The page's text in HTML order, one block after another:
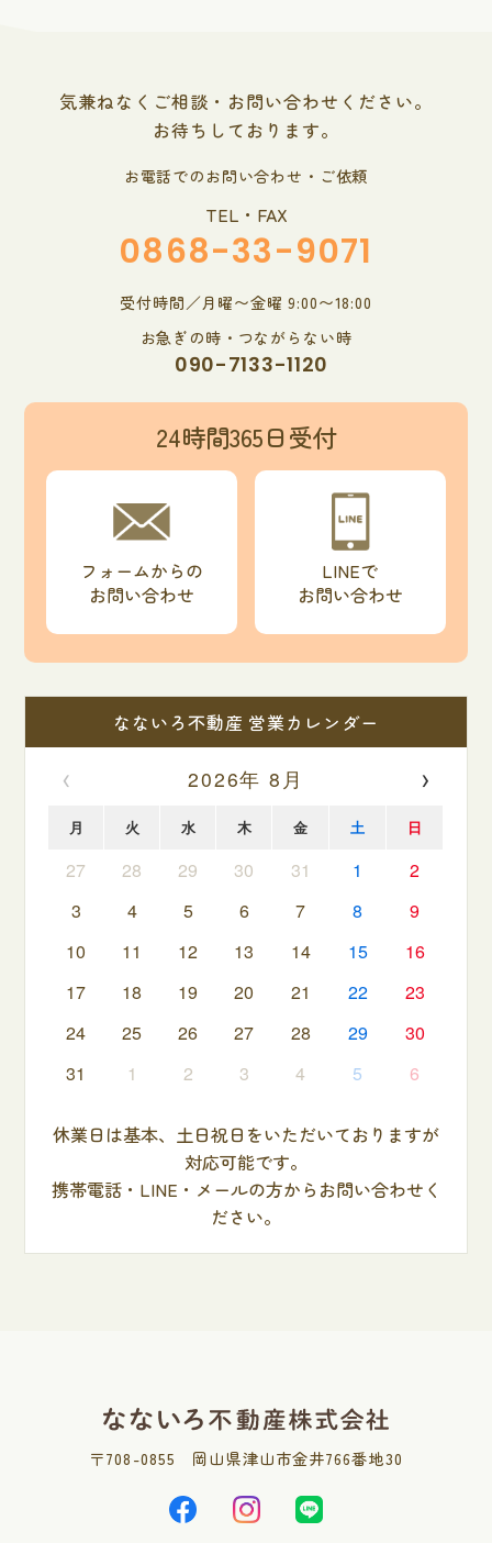
気兼ねなくご相談・お問い合わせください。
お待ちしております。
お電話でのお問い合わせ・ご依頼
TEL・FAX
0868-33-9071
受付時間／月曜〜金曜 9:00〜18:00
お急ぎの時・つながらない時
090-7133-1120
24時間365日受付
フォームからの
お問い合わせ
LINEで
お問い合わせ
なないろ不動産 営業カレンダー
‹ 2026年 8月 ›
月 火 水 木 金 土 日
27 28 29 30 31 1
2
3
4 5 6 7 8
9
10
11 12 13 14 15
16
17
18 19 20 21 22
23
24
25 26 27 28 29
30
31
1 2 3 4 5 6
休業日は基本、土日祝日をいただいておりますが
対応可能です。
携帯電話・LINE・メールの方からお問い合わせく
ださい。
〒708-0855 岡山県津山市金井766番地30